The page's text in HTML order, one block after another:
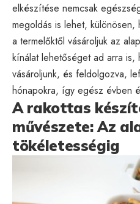
elkészítése nemcsak
megoldás is lehet,
a termelőktől vásároljuk az
kínálat lehetőséget ad arra is,
vásároljunk, és feldolgozva,
hónapokra, így egész évben
A rakottas
művészete: Az
tökéletességig